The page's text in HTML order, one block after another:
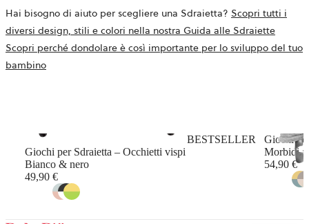
Hai bisogno di aiuto per scegliere una Sdraietta? Scopri tutti i
diversi design, stili e colori nella nostra Guida alle Sdraiette
Scopri perché dondolare è così importante per lo sviluppo del tuo
bambino
BESTSELLER
Giochi per Sdraietta – Occhietti vispi
Bianco & nero
49,90 €
Giochi
Morbidi
54,90 €